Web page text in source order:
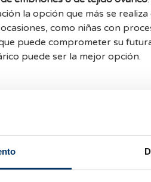
la opción que más se realiza
ocasiones, como niñas con
puede comprometer su
puede ser la mejor opción.
y no nos es posible